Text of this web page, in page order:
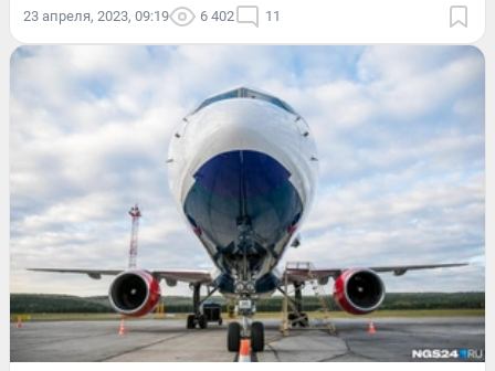
23 апреля, 2023, 09:19 6 402 11